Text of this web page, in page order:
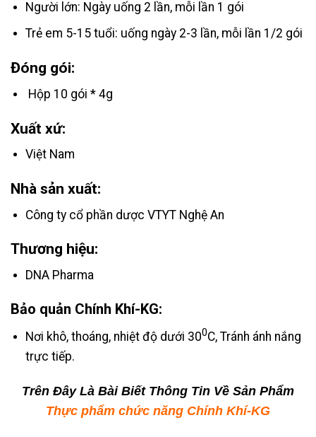
Người lớn: Ngày uống 2 lần, mỗi lần 1 gói
Trẻ em 5-15 tuổi: uống ngày 2-3 lần, mỗi lần 1/2 gói
Đóng gói:
Hộp 10 gói * 4g
Xuất xứ:
Việt Nam
Nhà sản xuất:
Công ty cổ phần dược VTYT Nghệ An
Thương hiệu:
DNA Pharma
Bảo quản Chính Khí-KG:
Nơi khô, thoáng, nhiệt độ dưới 300C, Tránh ánh nắng
trực tiếp.
Trên Đây Là Bài Biết Thông Tin Về Sản Phẩm
Thực phẩm chức năng Chính Khí-KG